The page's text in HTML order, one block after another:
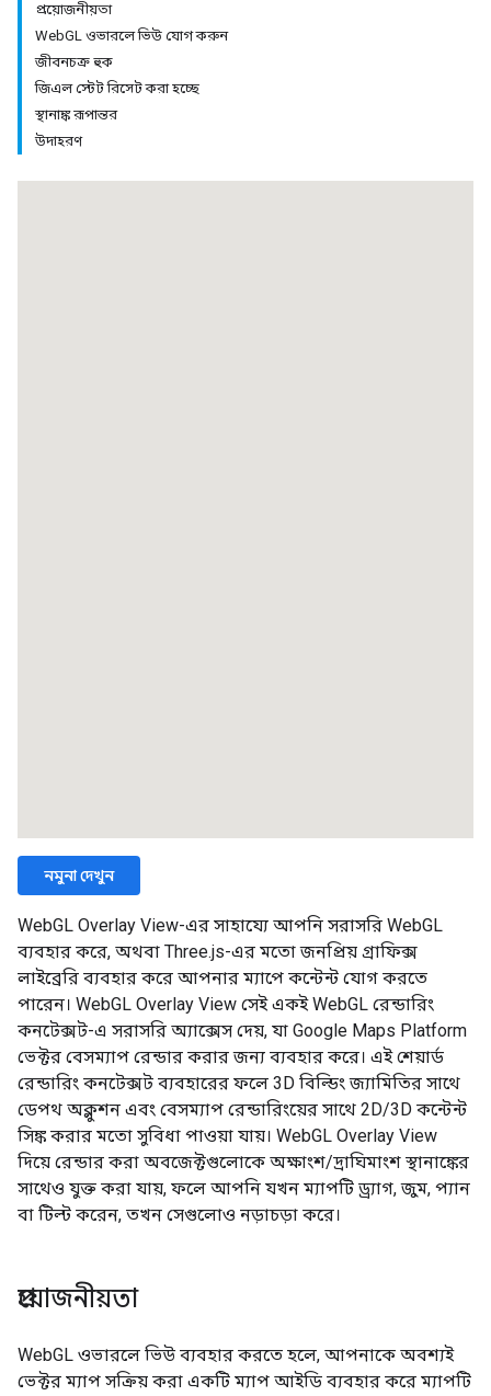
প্রয়োজনীয়তা
WebGL ওভারলে ভিউ যোগ করুন
জীবনচক্র হুক
জিএল স্টেট রিসেট করা হচ্ছে
স্থানাঙ্ক রূপান্তর
উদাহরণ
নমুনা দেখুন
WebGL Overlay View-এর সাহায্যে আপনি সরাসরি WebGL
ব্যবহার করে, অথবা Three.js-এর মতো জনপ্রিয় গ্রাফিক্স
লাইব্রেরি ব্যবহার করে আপনার ম্যাপে কন্টেন্ট যোগ করতে
পারেন। WebGL Overlay View সেই একই WebGL রেন্ডারিং
কনটেক্সট-এ সরাসরি অ্যাক্সেস দেয়, যা Google Maps Platform
ভেক্টর বেসম্যাপ রেন্ডার করার জন্য ব্যবহার করে। এই শেয়ার্ড
রেন্ডারিং কনটেক্সট ব্যবহারের ফলে 3D বিল্ডিং জ্যামিতির সাথে
ডেপথ অক্লুশন এবং বেসম্যাপ রেন্ডারিংয়ের সাথে 2D/3D কন্টেন্ট
সিঙ্ক করার মতো সুবিধা পাওয়া যায়। WebGL Overlay View
দিয়ে রেন্ডার করা অবজেক্টগুলোকে অক্ষাংশ/দ্রাঘিমাংশ স্থানাঙ্কের
সাথেও যুক্ত করা যায়, ফলে আপনি যখন ম্যাপটি ড্র্যাগ, জুম, প্যান
বা টিল্ট করেন, তখন সেগুলোও নড়াচড়া করে।
প্রয়োজনীয়তা
WebGL ওভারলে ভিউ ব্যবহার করতে হলে, আপনাকে অবশ্যই
ভেক্টর ম্যাপ সক্রিয় করা একটি ম্যাপ আইডি ব্যবহার করে ম্যাপটি